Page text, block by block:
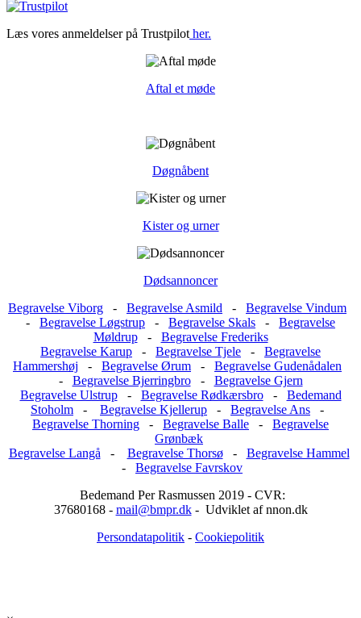
Læs vores anmeldelser på Trustpilot her.
Aftal et møde
Døgnåbent
Kister og urner
Dødsannoncer
Begravelse Viborg - Begravelse Asmild - Begravelse Vindum
- Begravelse Løgstrup - Begravelse Skals - Begravelse
Møldrup- Begravelse Frederiks
Begravelse Karup - Begravelse Tjele - Begravelse
Hammershøj - Begravelse Ørum - Begravelse Gudenådalen
- Begravelse Bjerringbro- Begravelse Gjern
Begravelse Ulstrup- Begravelse Rødkærsbro- Bedemand
Stoholm - Begravelse Kjellerup - Begravelse Ans -
Begravelse Thorning - Begravelse Balle - Begravelse
Grønbæk
Begravelse Langå - Begravelse Thorsø- Begravelse Hammel
- Begravelse Favrskov
Bedemand Per Rasmussen 2019 - CVR:
37680168 - mail@bmpr.dk- Udviklet af nnon.dk
Persondatapolitik - Cookiepolitik